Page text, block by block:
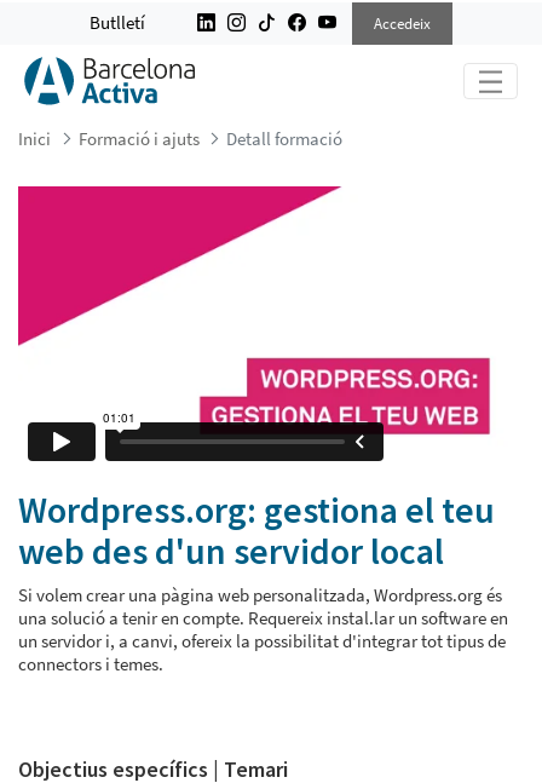
WORDPRESS.ORG: GESTIONA EL
Butlletí Accedeix
Inici Formació i ajuts Detall formació
Wordpress.org: gestiona el teu
web des d'un servidor local
Si volem crear una pàgina web personalitzada, Wordpress.org és
una solució a tenir en compte. Requereix instal.lar un software en
un servidor i, a canvi, ofereix la possibilitat d'integrar tot tipus de
connectors i temes.
Objectius específics | Temari